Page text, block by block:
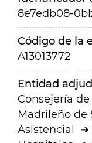
8e7edb08-
Código de la
A13013772
Entidad
Consejería
Madrileño de
Asistencial